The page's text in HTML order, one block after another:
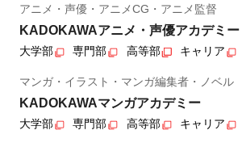
アニメ・声優・アニメCG・アニメ監督
KADOKAWAアニメ・声優アカデミー
大学部 専門部 高等部 キャリア
マンガ・イラスト・マンガ編集者・ノベル
KADOKAWAマンガアカデミー
大学部 専門部 高等部 キャリア